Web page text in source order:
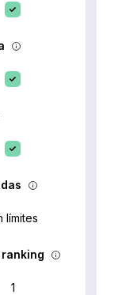
límites
1